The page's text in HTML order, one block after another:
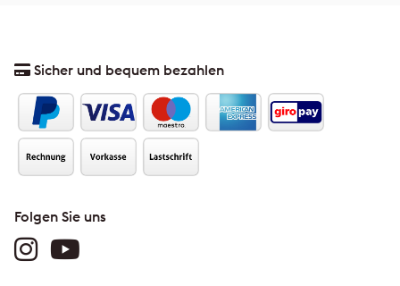
Sicher und bequem bezahlen
Folgen Sie uns